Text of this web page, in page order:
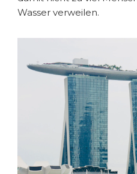
Wasser verweilen.